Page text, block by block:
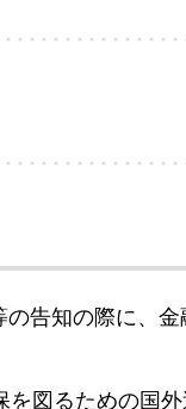
告知の際に、
を図るための国